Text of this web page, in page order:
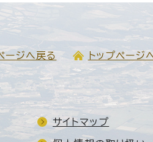
ージへ戻る トップページ
サイトマップ